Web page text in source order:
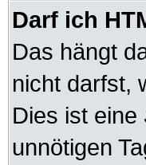
Darf ich
Das hängt
nicht darfst,
Dies ist eine
unnötigen